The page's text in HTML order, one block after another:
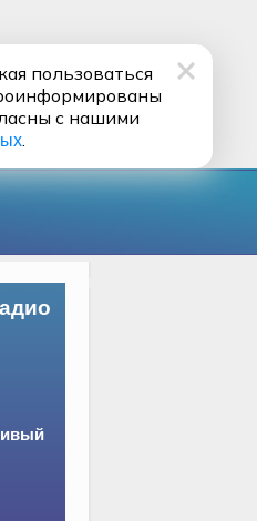
пользоваться
с нашими
.